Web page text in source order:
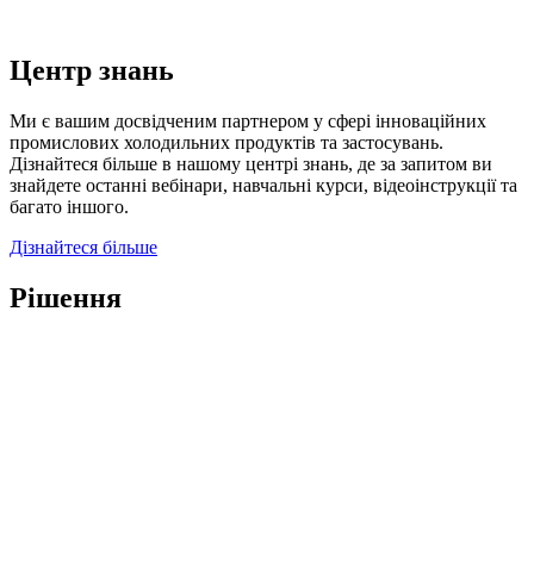
Центр знань
Ми є вашим досвідченим партнером у сфері інноваційних
промислових холодильних продуктів та застосувань.
Дізнайтеся більше в нашому центрі знань, де за запитом ви
знайдете останні вебінари, навчальні курси, відеоінструкції та
багато іншого.
Дізнайтеся більше
Рішення